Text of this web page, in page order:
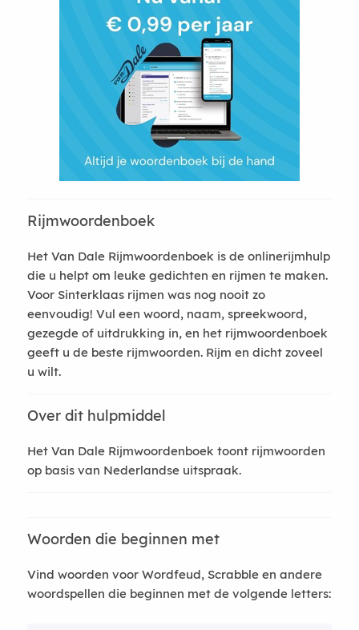
Rijmwoordenboek
Het Van Dale Rijmwoordenboek is de onlinerijmhulp
die u helpt om leuke gedichten en rijmen te maken.
Voor Sinterklaas rijmen was nog nooit zo
eenvoudig! Vul een woord, naam, spreekwoord,
gezegde of uitdrukking in, en het rijmwoordenboek
geeft u de beste rijmwoorden. Rijm en dicht zoveel
u wilt.
Over dit hulpmiddel
Het Van Dale Rijmwoordenboek toont rijmwoorden
op basis van Nederlandse uitspraak.
Woorden die beginnen met
Vind woorden voor Wordfeud, Scrabble en andere
woordspellen die beginnen met de volgende letters: